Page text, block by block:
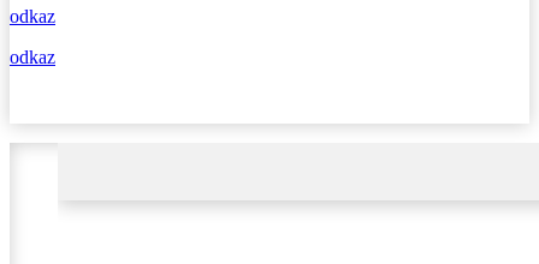
odkaz
odkaz